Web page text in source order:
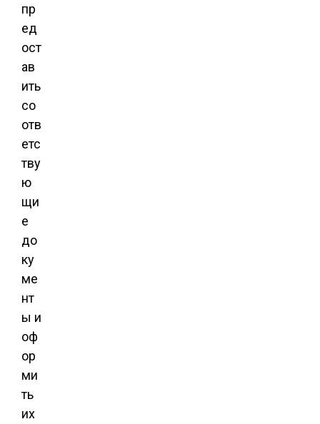
пр
ед
ост
ав
ить
со
отв
етс
тву
ю
щи
е
до
ку
ме
нт
ы и
оф
ор
ми
ть
их